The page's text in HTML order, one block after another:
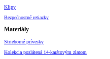
Klipy
Bezpečnostné retiazky
Materiály
Strieborné prívesky
Kolekcia pozlátená 14-karátovým zlatom